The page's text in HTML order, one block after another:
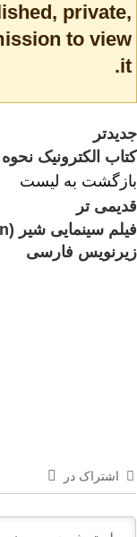
private,
to view
it.
جدیدتر
کتاب الکترونیک
بازگشت به لیست
قدیمی تر
زیرنویس فارسی
اشتراک در